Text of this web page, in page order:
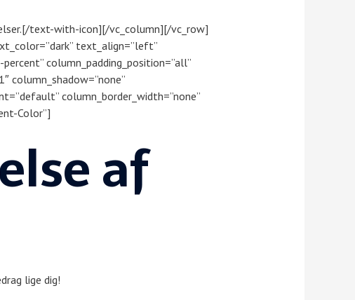
text-with-icon][/vc_column][/vc_row]
text_align=”left”
column_padding_position=”all”
column_shadow=”none”
column_border_width=”none”
Color”]
af
lige dig!